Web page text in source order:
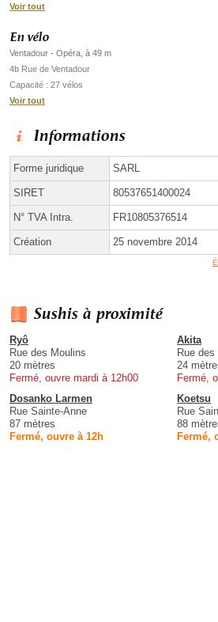
Voir tout
En vélo
Ventadour - Opéra, à 49 m
4b Rue de Ventadour
Capacité : 27 vélos
Voir tout
Informations
Forme juridique SARL
SIRET 80537651400024
N° TVA Intra. FR10805376514
Création 25 novembre 2014
Sushis à proximité
Ryô
Rue des Moulins
20 mètres
Fermé, ouvre mardi à 12h00
Akita
Rue
24
Fermé,
Dosanko Larmen
Rue Sainte-Anne
87 mètres
Fermé, ouvre à 12h
Koetsu
Rue
88
Fermé,